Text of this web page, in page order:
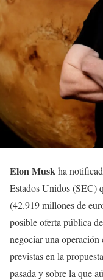
Elon Muskha
Estados Unidos (SEC)
(42.919 millones de
posible oferta pública
negociar una
previstas en la
pasada y sobre la que